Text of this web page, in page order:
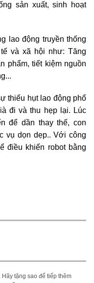
sản xuất, sinh hoạt
lao động truyền thống
và xã hội như: Tăng
phẩm, tiết kiệm nguồn
thiếu hụt lao động phổ
đi và thu hẹp lại. Lúc
để dần thay thế, con
vụ dọn dẹp.. Với công
điều khiển robot bằng
tặng sao để tiếp thêm